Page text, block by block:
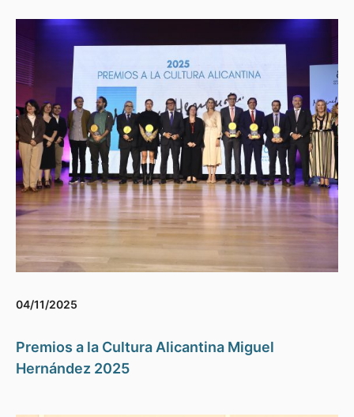
04/11/2025
Premios a la Cultura Alicantina Miguel
Hernández 2025